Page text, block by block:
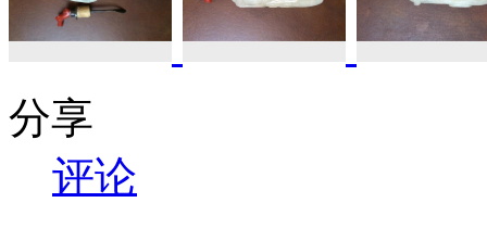
分享
评论